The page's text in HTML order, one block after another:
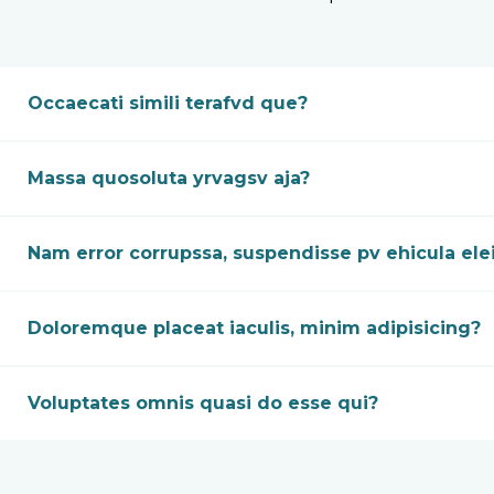
Occaecati simili terafvd que?
Massa quosoluta yrvagsv aja?
Nam error corrupssa, suspendisse pv ehicula
Doloremque placeat iaculis, minim adipisicing?
Voluptates omnis quasi do esse qui?